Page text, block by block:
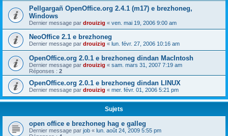
Pellgargañ OpenOffice.org 2.4.1 (m17) e brezhoneg,
Windows
Dernier message par drouizig « ven. mai 19, 2006 9:00 am
NeoOffice 2.1 e brezhoneg
Dernier message par drouizig « lun. févr. 27, 2006 10:16 am
OpenOffice.org 2.0.1 e brezhoneg dindan MacIntosh
Dernier message par drouizig « sam. mars 31, 2007 7:19 am
Réponses : 2
OpenOffice.org 2.0.1 e brezhoneg dindan LINUX
Dernier message par drouizig « mer. févr. 01, 2006 5:21 pm
Sujets
open office e brezhoneg hag e galleg
Dernier message par job « lun. août 24, 2009 5:55 pm